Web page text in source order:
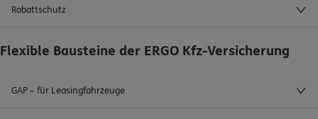
Rabattschutz
Flexible Bausteine der ERGO Kfz-Versicherung
GAP – für Leasingfahrzeuge